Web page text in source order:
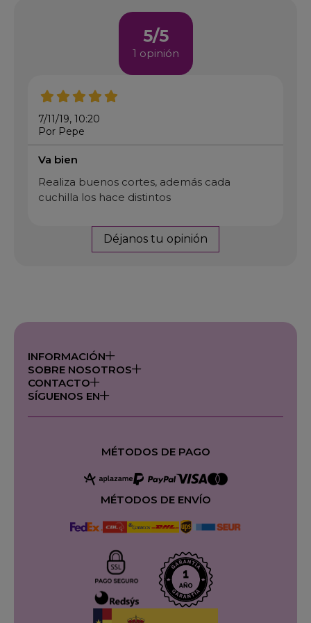
5/5
1 opinión
7/11/19, 10:20
Por Pepe
Va bien
Realiza buenos cortes, además cada
cuchilla los hace distintos
Déjanos tu opinión
INFORMACIÓN
SOBRE NOSOTROS
CONTACTO
SÍGUENOS EN
MÉTODOS DE PAGO
MÉTODOS DE ENVÍO